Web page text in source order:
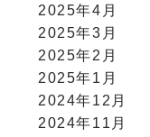
2025年4月
2025年3月
2025年2月
2025年1月
2024年12月
2024年11月